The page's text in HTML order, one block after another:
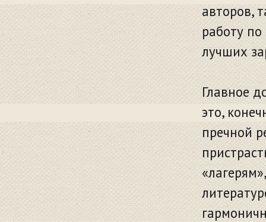
авторов,
работу
лучших
Главное
это,
пречной